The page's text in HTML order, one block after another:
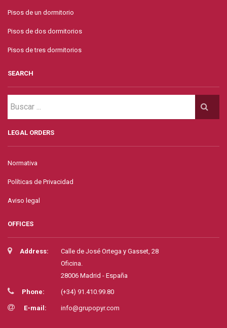
Pisos de un dormitorio
Pisos de dos dormitorios
Pisos de tres dormitorios
SEARCH
LEGAL ORDERS
Normativa
Políticas de Privacidad
Aviso legal
OFFICES
Address:
Calle de José Ortega y Gasset, 28
Oficina.
28006 Madrid - España
Phone: (+34) 91.410.99.80
E-mail: info@grupopyr.com